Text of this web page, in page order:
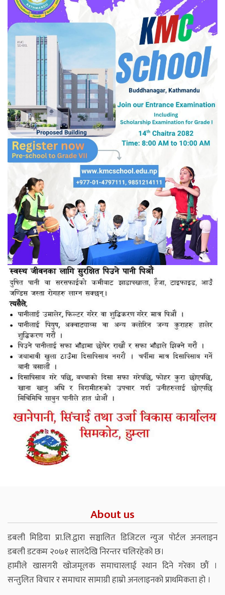
About us
डबली मिडिया प्रा.लि.द्वारा सञ्चालित डिजिटल न्युज पोर्टल अनलाइन
डबली डटकम २०७१ सालदेखि निरन्तर चलिरहेको छ।
हामीले खासगरी खोजमूलक समाचारलाई स्थान दिने गरेका छौं ।
सन्तुलित विचार र समाचार सामाग्री हाम्रो अनलाइनको प्राथमिकता हो ।